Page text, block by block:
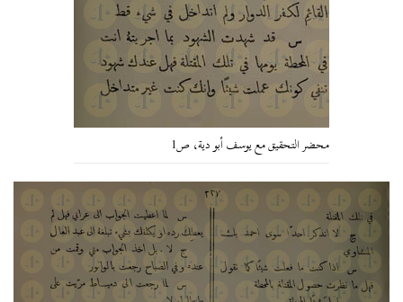
محضر التحقيق مع يوسف أبو دية، ص1